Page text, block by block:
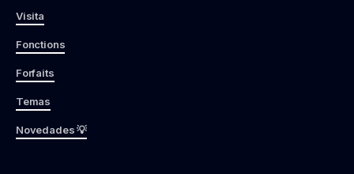
Visita
Fonctions
Forfaits
Temas
Novedades 💡